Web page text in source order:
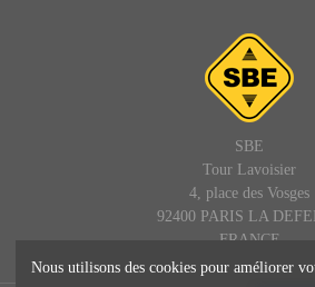
SBE
Tour Lavoisier
4, place des Vosges
92400 PARIS LA
FRANCE
Nous utilisons des cookies pour améliorer